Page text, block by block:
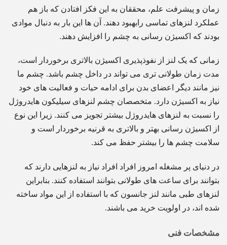
زمان و پیشرفت علم، محققان به این فکز افتادن که باز هم
عملکرد لنزهای تماسی رابهبود دهند. آن ها این بار به دنبال موادی
بودند که اکسیژن رسانی به چشم را افزایش دهند.
زمانی که یک لنز از نفوذپذیری اکسیژن بالاتری برخوردار است،
مدت زمان طولانی تری می تواند در داخل چشم باشد. چشم ما
نیز مانند دیگر اعضای بدن برای ادامه حیات و فعالیت های خود
نیاز به اکسیژن دارد. متخصصان چشم لنزهای سیلیکون هایدروژل
را نسبت به لنزهای هایدروژل بیشتر تجویز می کنند. زیرا این نوع
از اکسیژن رسانی بهتر و بالاتری به قرنیه برخوردار است و
سلامت چشم ها را بیشتر حفظ می کند.
در دنیای پر مشغله امروز افراد افراد نیاز به لنزهایی دارند که
بتوانند برای ساعت های طولانی بتوانند استفاده کنند. بنابراین
لنزهای طبی مانند لنز جانسون که با استفاده از این مواد ساخته
شده اند، در اولویت خرید می باشند.
مشخصات فنی